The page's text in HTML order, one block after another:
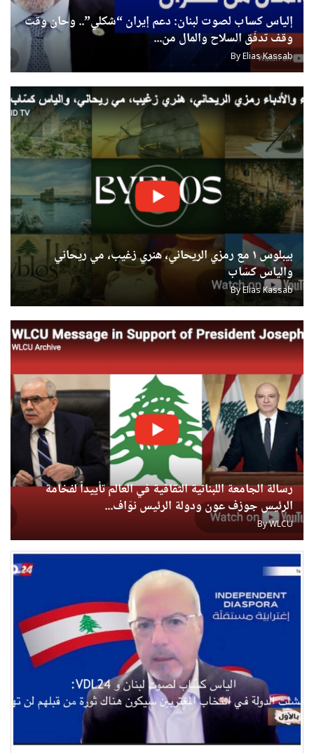
إلياس كساب لصوت لبنان: دعم إيران “شكلي”.. وحان وقت
وقف تدفّق السلاح والمال من...
ByElias Kassab
بيبلوس ١ مع رمزي الريحاني، هنري زغيب، مي ريحاني
والياس كسّاب
ByElias Kassab
رسالة الجامعة اللبنانية الثقافية في العالم تأييداً لفخامة
الرئيس جوزف عون ودولة الرئيس نوّاف...
ByWLCU